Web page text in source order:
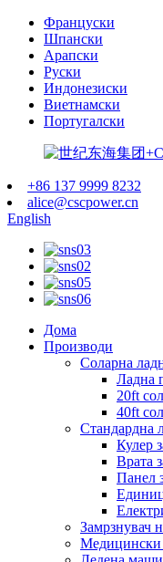
Француски
Шпански
Арапски
Руски
Индонезиски
Виетнамски
Португалски
+86 137 9999 8232
alice@cscpower.cn
English
Дома
Производи
Соларна
Ладна
20ft
40ft
Стандардна
Кулер
Врата
Панел
Замрзнувач
Медицински